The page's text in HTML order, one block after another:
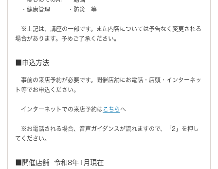
・健康管理 ・防災 等
※上記は、講座の一部です。また内容については予告なく変更される
場合があります。予めご了承ください。
■申込方法
事前の来店予約が必要です。開催店舗にお電話・店頭・インターネッ
ト等でお申込ください。
インターネットでの来店予約は こちら へ
※お電話される場合、音声ガイダンスが流れますので、「2」を押し
てください。
■開催店舗 令和8年1月現在